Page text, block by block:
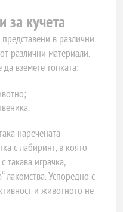
за кучета
в различни
различни материали.
вземете топката:
наречената
с лабиринт, в която
такава играчка,
лакомства. Успоредно с
и животното не